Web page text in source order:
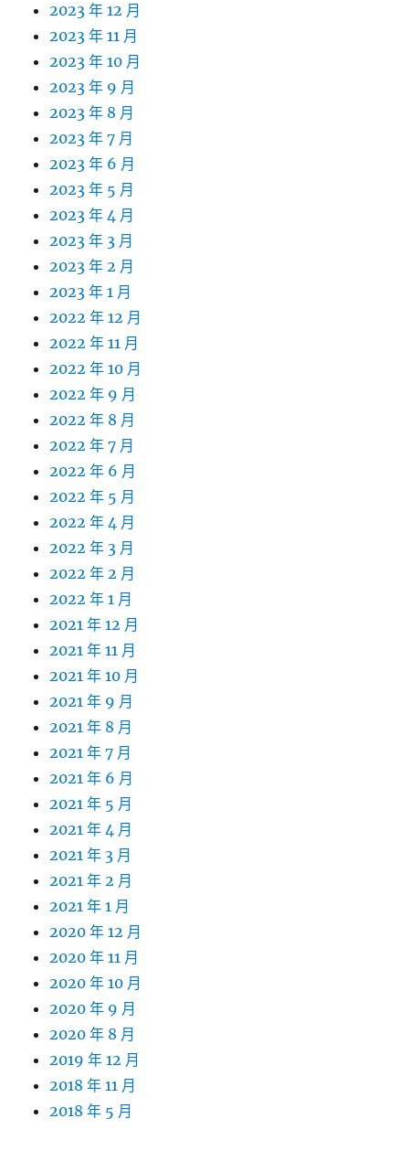
2023 年 12 月
2023 年 11 月
2023 年 10 月
2023 年 9 月
2023 年 8 月
2023 年 7 月
2023 年 6 月
2023 年 5 月
2023 年 4 月
2023 年 3 月
2023 年 2 月
2023 年 1 月
2022 年 12 月
2022 年 11 月
2022 年 10 月
2022 年 9 月
2022 年 8 月
2022 年 7 月
2022 年 6 月
2022 年 5 月
2022 年 4 月
2022 年 3 月
2022 年 2 月
2022 年 1 月
2021 年 12 月
2021 年 11 月
2021 年 10 月
2021 年 9 月
2021 年 8 月
2021 年 7 月
2021 年 6 月
2021 年 5 月
2021 年 4 月
2021 年 3 月
2021 年 2 月
2021 年 1 月
2020 年 12 月
2020 年 11 月
2020 年 10 月
2020 年 9 月
2020 年 8 月
2019 年 12 月
2018 年 11 月
2018 年 5 月